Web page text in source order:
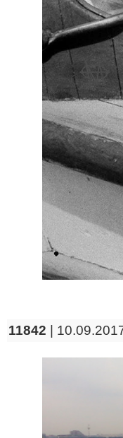
11842 |